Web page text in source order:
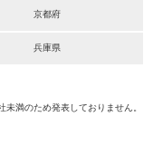
京都府
兵庫県
満のため発表しておりません。